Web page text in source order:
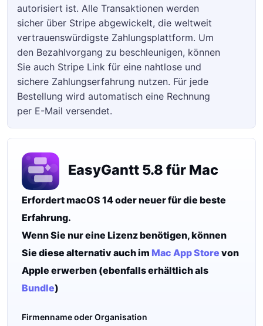
autorisiert ist. Alle Transaktionen werden
sicher über Stripe abgewickelt, die weltweit
vertrauenswürdigste Zahlungsplattform. Um
den Bezahlvorgang zu beschleunigen, können
Sie auch Stripe Link für eine nahtlose und
sichere Zahlungserfahrung nutzen. Für jede
Bestellung wird automatisch eine Rechnung
per E-Mail versendet.
EasyGantt 5.8 für Mac
Erfordert macOS 14 oder neuer für die beste
Erfahrung.
Wenn Sie nur eine Lizenz benötigen, können
Sie diese alternativ auch im Mac App Store von
Apple erwerben (ebenfalls erhältlich als
Bundle)
Firmenname oder Organisation